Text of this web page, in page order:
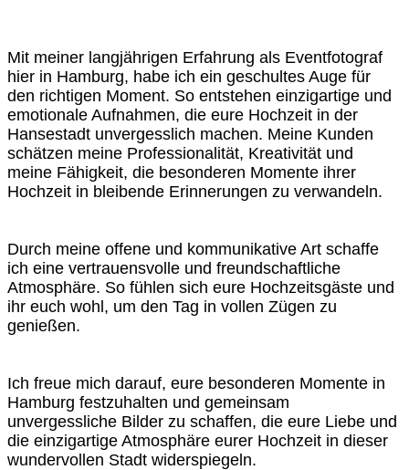
Mit meiner langjährigen Erfahrung als Eventfotograf
hier in Hamburg, habe ich ein geschultes Auge für
den richtigen Moment. So entstehen einzigartige und
emotionale Aufnahmen, die eure Hochzeit in der
Hansestadt unvergesslich machen. Meine Kunden
schätzen meine Professionalität, Kreativität und
meine Fähigkeit, die besonderen Momente ihrer
Hochzeit in bleibende Erinnerungen zu verwandeln.
Durch meine offene und kommunikative Art schaffe
ich eine vertrauensvolle und freundschaftliche
Atmosphäre. So fühlen sich eure Hochzeitsgäste und
ihr euch wohl, um den Tag in vollen Zügen zu
genießen.
Ich freue mich darauf, eure besonderen Momente in
Hamburg festzuhalten und gemeinsam
unvergessliche Bilder zu schaffen, die eure Liebe und
die einzigartige Atmosphäre eurer Hochzeit in dieser
wundervollen Stadt widerspiegeln.